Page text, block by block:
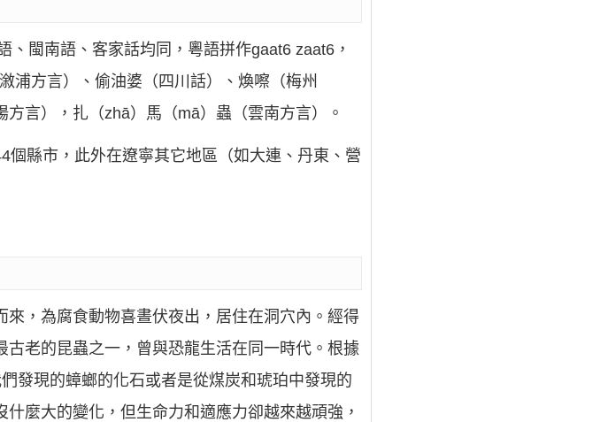
閩南語、客家話均同，粵語拼作gaat6 zaat6，
浦方言）、偷油婆（四川話）、煥嚓（梅州
言），扎（zhā）馬（mā）蟲（雲南方言）。
縣市，此外在遼寧其它地區（如大連、丹東、營
，為腐食動物喜晝伏夜出，居住在洞穴內。經得
老的昆蟲之一，曾與恐龍生活在同一時代。根據
發現的蟑螂的化石或者是從煤炭和琥珀中發現的
麼大的變化，但生命力和適應力卻越來越頑強，